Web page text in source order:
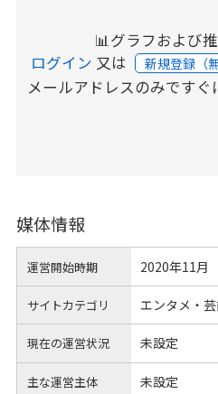
📊グラフおよび
ログイン 又は 新規登録（
メールアドレスのみですぐ
媒体情報
運営開始時期 2020年11月
サイトカテゴリ エンタメ・
現在の運営状況 未設定
主な運営主体 未設定